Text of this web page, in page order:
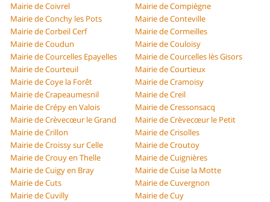
Mairie de Coivrel
Mairie de Compiègne
Mairie de Conchy les Pots
Mairie de Conteville
Mairie de Corbeil Cerf
Mairie de Cormeilles
Mairie de Coudun
Mairie de Couloisy
Mairie de Courcelles Epayelles
Mairie de Courcelles lès Gisors
Mairie de Courteuil
Mairie de Courtieux
Mairie de Coye la Forêt
Mairie de Cramoisy
Mairie de Crapeaumesnil
Mairie de Creil
Mairie de Crépy en Valois
Mairie de Cressonsacq
Mairie de Crèvecœur le Grand
Mairie de Crèvecœur le Petit
Mairie de Crillon
Mairie de Crisolles
Mairie de Croissy sur Celle
Mairie de Croutoy
Mairie de Crouy en Thelle
Mairie de Cuignières
Mairie de Cuigy en Bray
Mairie de Cuise la Motte
Mairie de Cuts
Mairie de Cuvergnon
Mairie de Cuvilly
Mairie de Cuy